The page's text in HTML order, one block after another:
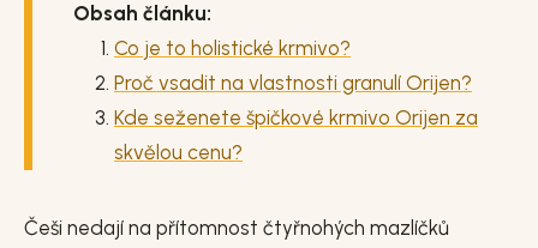
Obsah článku:
Co je to holistické krmivo?
Proč vsadit na vlastnosti granulí Orijen?
Kde seženete špičkové krmivo Orijen za
skvělou cenu?
Češi nedají na přítomnost čtyřnohých mazlíčků